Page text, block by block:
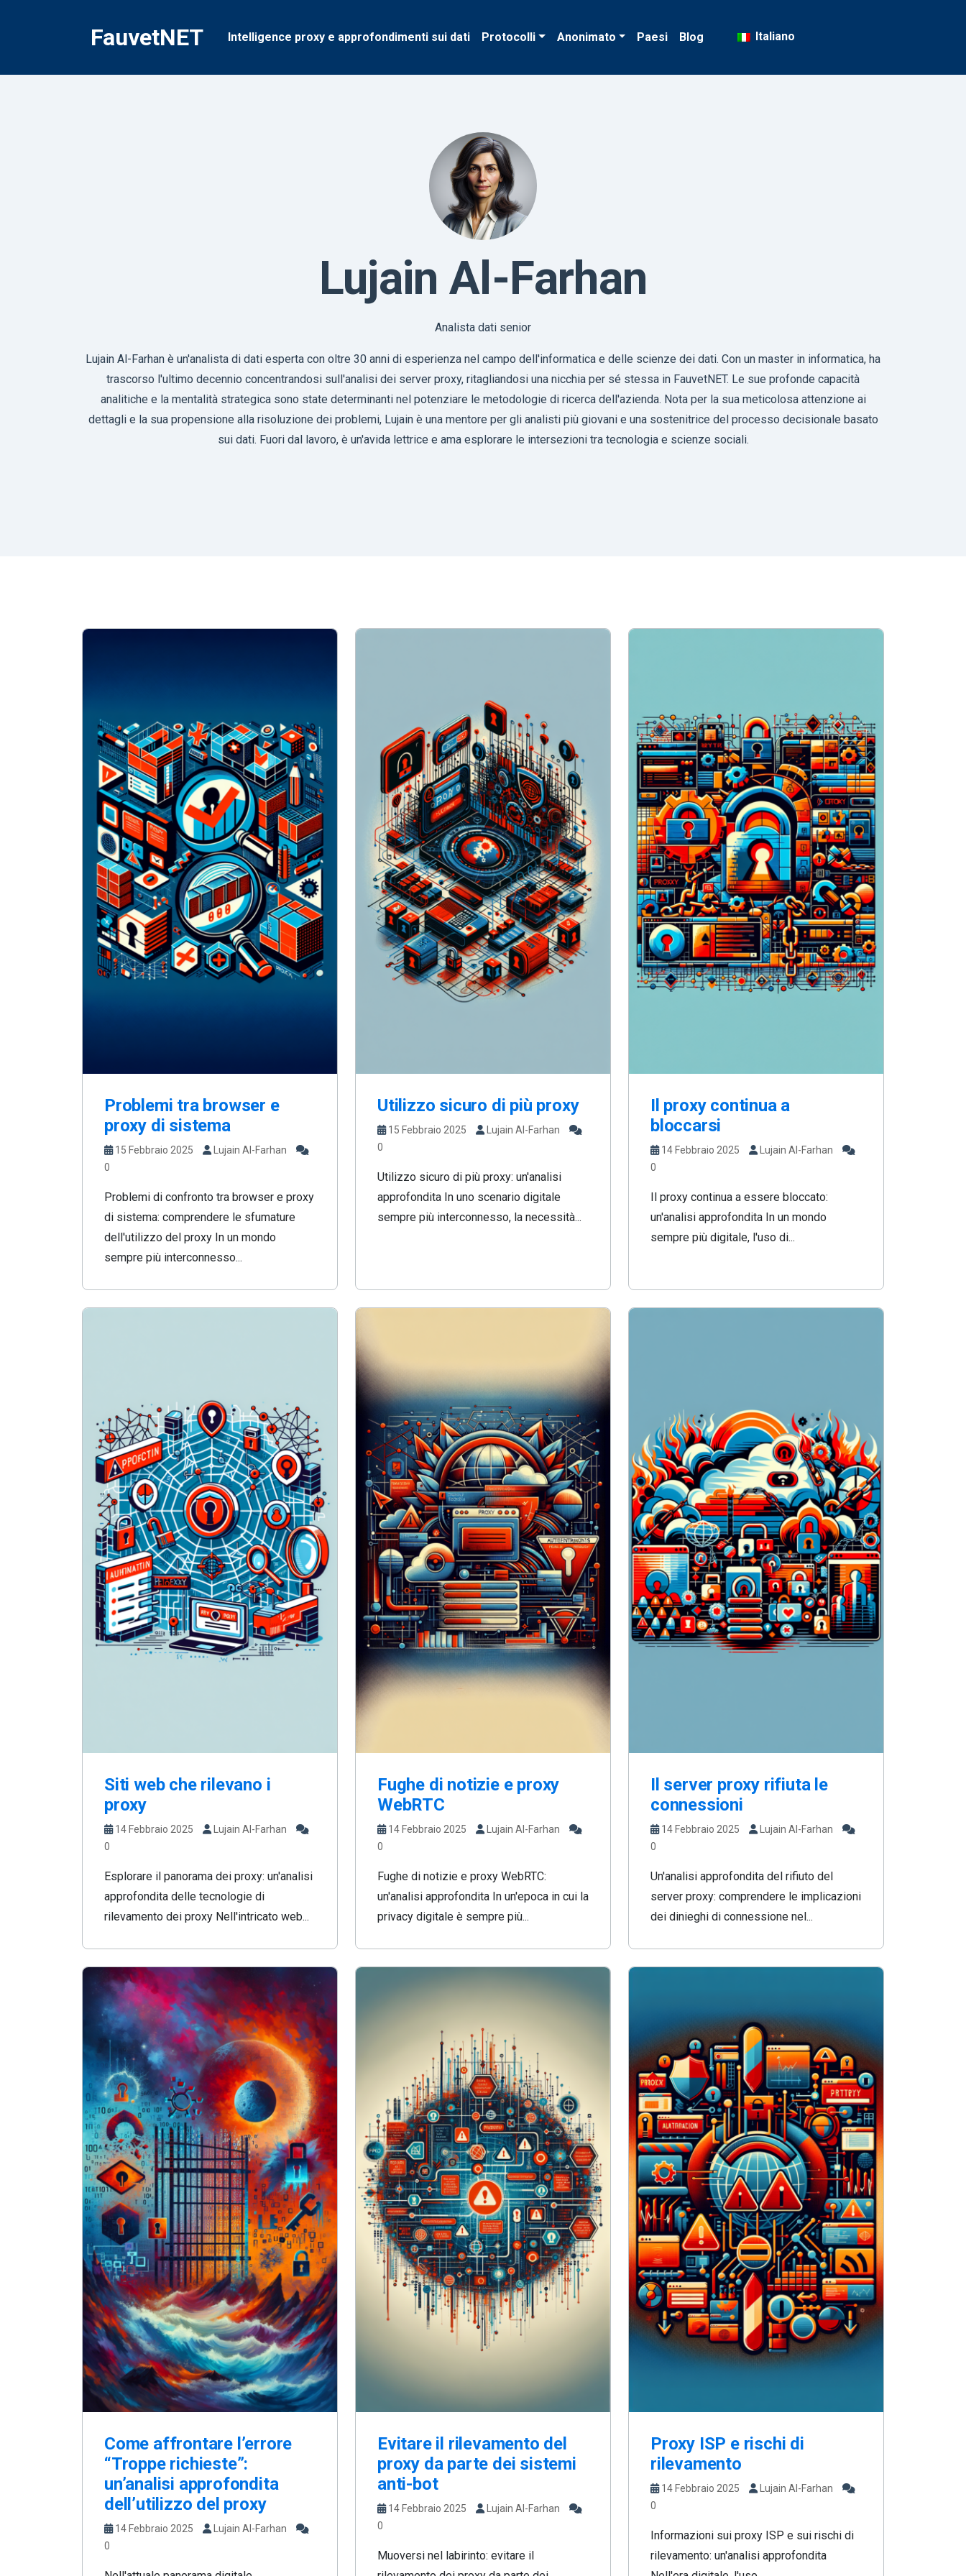
FauvetNET Intelligence proxy e approfondimenti sui dati Protocolli Anonimato Paesi Blog Italiano
Lujain Al-Farhan
Analista dati senior
Lujain Al-Farhan è un'analista di dati esperta con oltre 30 anni di esperienza nel campo dell'informatica e delle scienze dei dati. Con un master in informatica, ha
trascorso l'ultimo decennio concentrandosi sull'analisi dei server proxy, ritagliandosi una nicchia per sé stessa in FauvetNET. Le sue profonde capacità
analitiche e la mentalità strategica sono state determinanti nel potenziare le metodologie di ricerca dell'azienda. Nota per la sua meticolosa attenzione ai
dettagli e la sua propensione alla risoluzione dei problemi, Lujain è una mentore per gli analisti più giovani e una sostenitrice del processo decisionale basato
sui dati. Fuori dal lavoro, è un'avida lettrice e ama esplorare le intersezioni tra tecnologia e scienze sociali.
Problemi tra browser e
proxy di sistema
15 Febbraio 2025
Lujain Al-Farhan
0
Problemi di confronto tra browser e proxy
di sistema: comprendere le sfumature
dell'utilizzo del proxy In un mondo
sempre più interconnesso...
Utilizzo sicuro di più proxy
15 Febbraio 2025
Lujain Al-Farhan
0
Utilizzo sicuro di più proxy: un'analisi
approfondita In uno scenario digitale
sempre più interconnesso, la necessità...
Il proxy continua a
bloccarsi
14 Febbraio 2025
Lujain Al-Farhan
0
Il proxy continua a essere bloccato:
un'analisi approfondita In un mondo
sempre più digitale, l'uso di...
Siti web che rilevano i
proxy
14 Febbraio 2025
Lujain Al-Farhan
0
Esplorare il panorama dei proxy: un'analisi
approfondita delle tecnologie di
rilevamento dei proxy Nell'intricato web...
Fughe di notizie e proxy
WebRTC
14 Febbraio 2025
Lujain Al-Farhan
0
Fughe di notizie e proxy WebRTC:
un'analisi approfondita In un'epoca in cui la
privacy digitale è sempre più...
Il server proxy rifiuta le
connessioni
14 Febbraio 2025
Lujain Al-Farhan
0
Un'analisi approfondita del rifiuto del
server proxy: comprendere le implicazioni
dei dinieghi di connessione nel...
Come affrontare l’errore
“Troppe richieste”:
un’analisi approfondita
dell’utilizzo del proxy
14 Febbraio 2025
Lujain Al-Farhan
0
Evitare il rilevamento del
proxy da parte dei sistemi
anti-bot
14 Febbraio 2025
Lujain Al-Farhan
0
Muoversi nel labirinto: evitare il
Proxy ISP e rischi di
rilevamento
14 Febbraio 2025
Lujain Al-Farhan
0
Informazioni sui proxy ISP e sui rischi di
rilevamento: un'analisi approfondita